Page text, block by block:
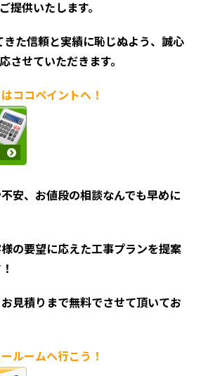
提供いたします。
きた信頼と実績に恥じぬよう、誠心
させていただきます。
ココペイントへ！
安、お値段の相談なんでも早めに
の要望に応えた工事プランを提案
見積りまで無料でさせて頂いてお
ルームへ行こう！